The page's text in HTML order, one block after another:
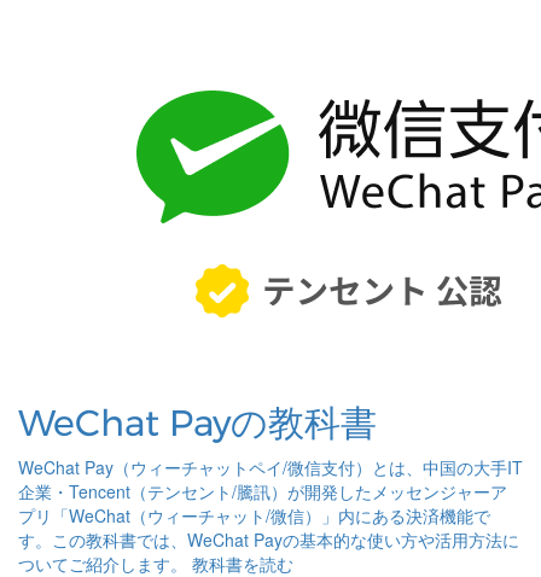
WeChat Payの教科書
WeChat Pay（ウィーチャットペイ/微信支付）とは、中国の大手IT
企業・Tencent（テンセント/騰訊）が開発したメッセンジャーア
プリ「WeChat（ウィーチャット/微信）」内にある決済機能で
す。この教科書では、WeChat Payの基本的な使い方や活用方法に
ついてご紹介します。 教科書を読む